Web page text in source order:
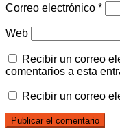
Correo electrónico *
Web
Recibir un correo
comentarios a esta
Recibir un correo